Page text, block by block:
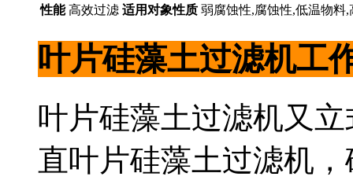
性能 高效过滤 适用对象性质 弱腐蚀性,腐蚀性,低温物料
叶片硅藻土过滤机工
叶片硅藻土过滤机又立
直叶片硅藻土过滤机